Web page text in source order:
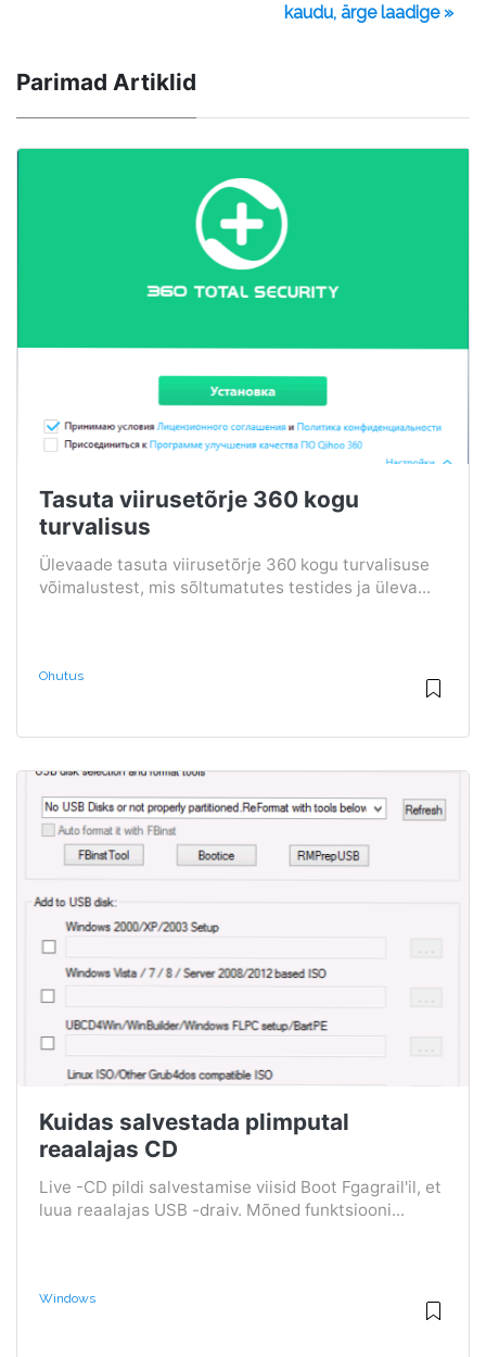
kaudu, ärge laadige »
Parimad Artiklid
Tasuta viirusetõrje 360 ​​kogu
turvalisus
Ülevaade tasuta viirusetõrje 360 ​​kogu turvalisuse
võimalustest, mis sõltumatutes testides ja üleva...
Ohutus
Kuidas salvestada plimputal
reaalajas CD
Live -CD pildi salvestamise viisid Boot Fgagrail'il, et
luua reaalajas USB -draiv. Mõned funktsiooni...
Windows